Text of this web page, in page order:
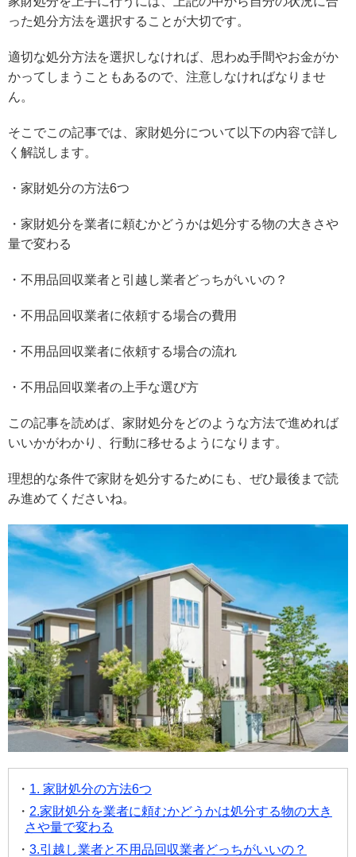
った処分方法を選択することが大切です。
適切な処分方法を選択しなければ、思わぬ手間やお金がか
かってしまうこともあるので、注意しなければなりませ
ん。
そこでこの記事では、家財処分について以下の内容で詳し
く解説します。
・家財処分の方法6つ
・家財処分を業者に頼むかどうかは処分する物の大きさや
量で変わる
・不用品回収業者と引越し業者どっちがいいの？
・不用品回収業者に依頼する場合の費用
・不用品回収業者に依頼する場合の流れ
・不用品回収業者の上手な選び方
この記事を読めば、家財処分をどのような方法で進めれば
いいかがわかり、行動に移せるようになります。
理想的な条件で家財を処分するためにも、ぜひ最後まで読
み進めてくださいね。
1. 家財処分の方法6つ
2.家財処分を業者に頼むかどうかは処分する物の大き
さや量で変わる
3.引越し業者と不用品回収業者どっちがいいの？